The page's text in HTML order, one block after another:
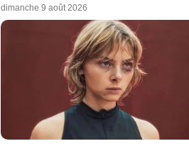
dimanche 9 août 2026